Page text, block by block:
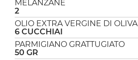
MELANZANE
2
OLIO EXTRA VERGINE DI OLIVA
6 CUCCHIAI
PARMIGIANO GRATTUGIATO
50 GR